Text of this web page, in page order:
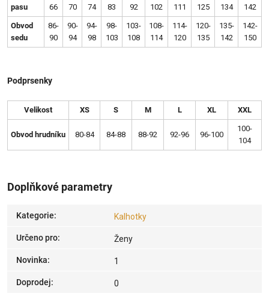
pasu
66
70
74
83
92
102
111
125
134
142
Obvod
sedu
86-
90
90-
94
94-
98
98-
103
103-
108
108-
114
114-
120
120-
135
135-
142
142-
150
Podprsenky
Velikost XS S M L XL XXL
Obvod hrudníku 80-84 84-88 88-92 92-96 96-100
100-
104
Doplňkové parametry
Kategorie: Kalhotky
Určeno pro: Ženy
Novinka: 1
Doprodej: 0